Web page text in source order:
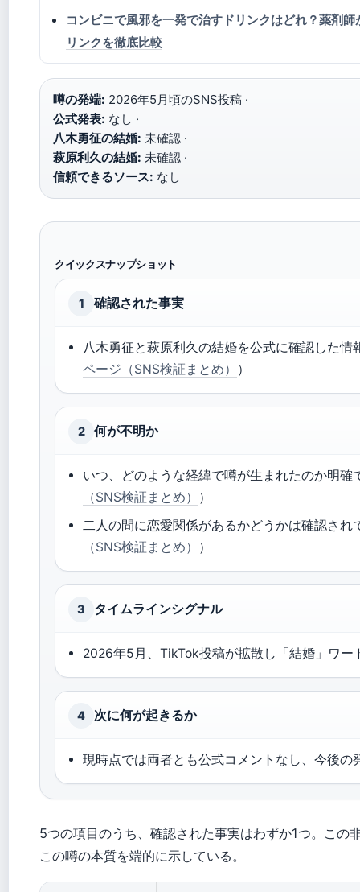
コンビニで風邪を一発で治すドリンクはどれ？薬剤
リンクを徹底比較
噂の発端: 2026年5月頃のSNS投稿 ·
公式発表: なし ·
八木勇征の結婚: 未確認 ·
萩原利久の結婚: 未確認 ·
信頼できるソース: なし
クイックスナップショット
1 確認された事実
八木勇征と萩原利久の結婚を公式に確認した情
ページ（SNS検証まとめ） ）
2 何が不明か
いつ、どのような経緯で噂が生まれたのか明確
（SNS検証まとめ） ）
二人の間に恋愛関係があるかどうかは確認され
（SNS検証まとめ） ）
3 タイムラインシグナル
2026年5月、TikTok投稿が拡散し「結婚」ワ
4 次に何が起きるか
現時点では両者とも公式コメントなし、今後の
5つの項目のうち、確認された事実はわずか1つ。この
この噂の本質を端的に示している。